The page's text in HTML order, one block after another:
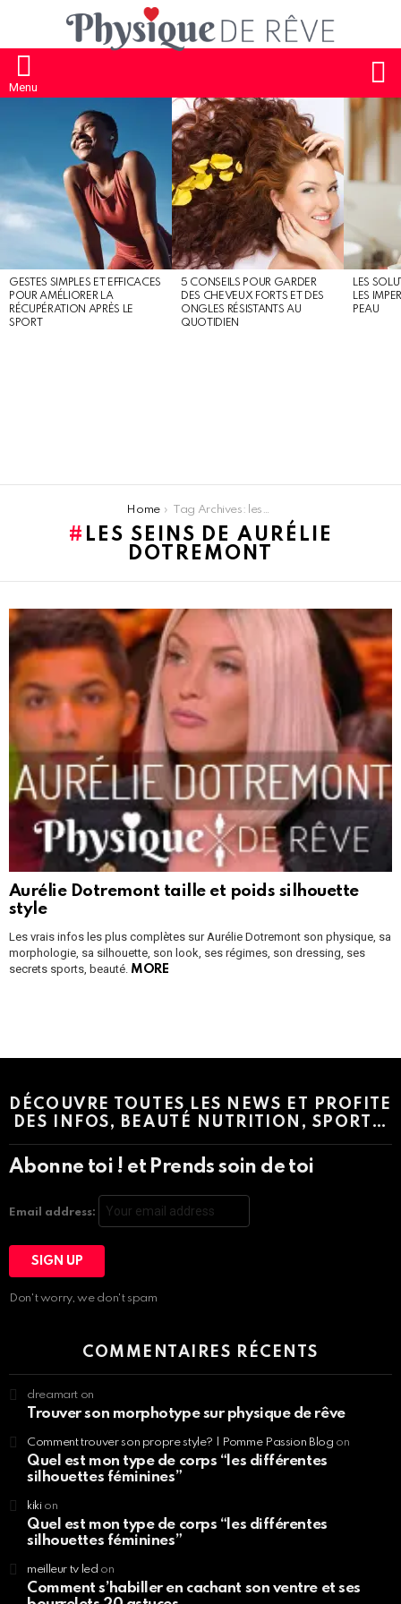
Menu
GESTES SIMPLES ET EFFICACES
POUR AMÉLIORER LA
RÉCUPÉRATION APRÈS LE
SPORT
5 CONSEILS POUR GARDER
DES CHEVEUX FORTS ET DES
ONGLES RÉSISTANTS AU
QUOTIDIEN
LES
LES
PEAU
Home Tag Archives: les seins de Aurélie Dotremont
LES SEINS DE AURÉLIE
DOTREMONT
LATEST
STORIES
Aurélie Dotremont taille et poids silhouette
style
Les vrais infos les plus complètes sur Aurélie Dotremont son physique, sa
morphologie, sa silhouette, son look, ses régimes, son dressing, ses
secrets sports, beauté. MORE
DÉCOUVRE TOUTES LES NEWS ET PROFITE
DES INFOS, BEAUTÉ NUTRITION, SPORT…
Abonne toi ! et Prends soin de toi
Email address:
Don't worry, we don't spam
COMMENTAIRES RÉCENTS
dreamart on
Trouver son morphotype sur physique de rêve
Comment trouver son propre style? | Pomme Passion Blog on
Quel est mon type de corps “les différentes
silhouettes féminines”
kikion
Quel est mon type de corps “les différentes
silhouettes féminines”
meilleur tv led on
Comment s’habiller en cachant son ventre et ses